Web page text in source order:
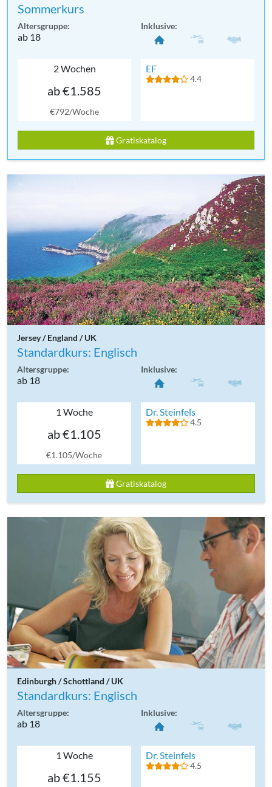
Sommerkurs
Altersgruppe:
ab 18
Inklusive:
2 Wochen
ab €1.585
€792/Woche
EF
4.4
Gratiskatalog
Jersey / England / UK
Standardkurs: Englisch
Altersgruppe:
ab 18
Inklusive:
1 Woche
ab €1.105
€1.105/Woche
Dr. Steinfels
4.5
Gratiskatalog
Edinburgh / Schottland / UK
Standardkurs: Englisch
Altersgruppe:
ab 18
Inklusive:
1 Woche
ab €1.155
Dr. Steinfels
4.5